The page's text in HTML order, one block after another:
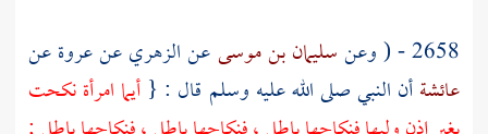
2658 - ( وعن
سليمان بن موسىعنالزهريعنعروةعن
عائشةأن النبي صلى الله عليه وسلم قال : { أيما امرأة نكحت